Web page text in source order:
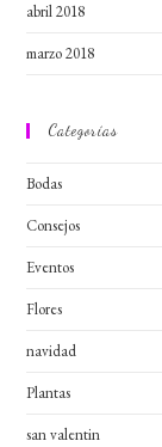
abril 2018
marzo 2018
Categorías
Bodas
Consejos
Eventos
Flores
navidad
Plantas
san valentin